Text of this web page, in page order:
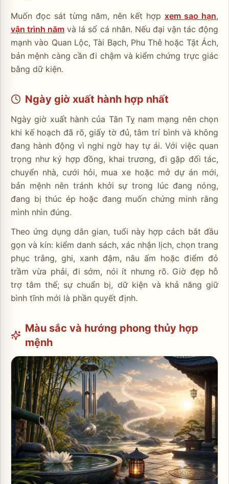
Muốn đọc sát từng năm, nên kết hợp xem sao hạn,
vận trình năm và lá số cá nhân. Nếu đại vận tác động
mạnh vào Quan Lộc, Tài Bạch, Phu Thê hoặc Tật Ách,
bản mệnh càng cần đi chậm và kiểm chứng trực giác
bằng dữ kiện.
Ngày giờ xuất hành hợp nhất
Ngày giờ xuất hành của Tân Tỵ nam mạng nên chọn
khi kế hoạch đã rõ, giấy tờ đủ, tâm trí bình và không
đang hành động vì nghi ngờ hay tự ái. Với việc quan
trọng như ký hợp đồng, khai trương, đi gặp đối tác,
chuyển nhà, cưới hỏi, mua xe hoặc mở dự án mới,
bản mệnh nên tránh khởi sự trong lúc đang nóng,
đang bị thúc ép hoặc đang muốn chứng minh rằng
mình nhìn đúng.
Theo ứng dụng dân gian, tuổi này hợp cách bắt đầu
gọn và kín: kiểm danh sách, xác nhận lịch, chọn trang
phục trắng, ghi, xanh đậm, nâu ấm hoặc điểm đỏ
trầm vừa phải, đi sớm, nói ít nhưng rõ. Giờ đẹp hỗ
trợ tâm thế; sự chuẩn bị, dữ kiện và khả năng giữ
bình tĩnh mới là phần quyết định.
Màu sắc và hướng phong thủy hợp
mệnh